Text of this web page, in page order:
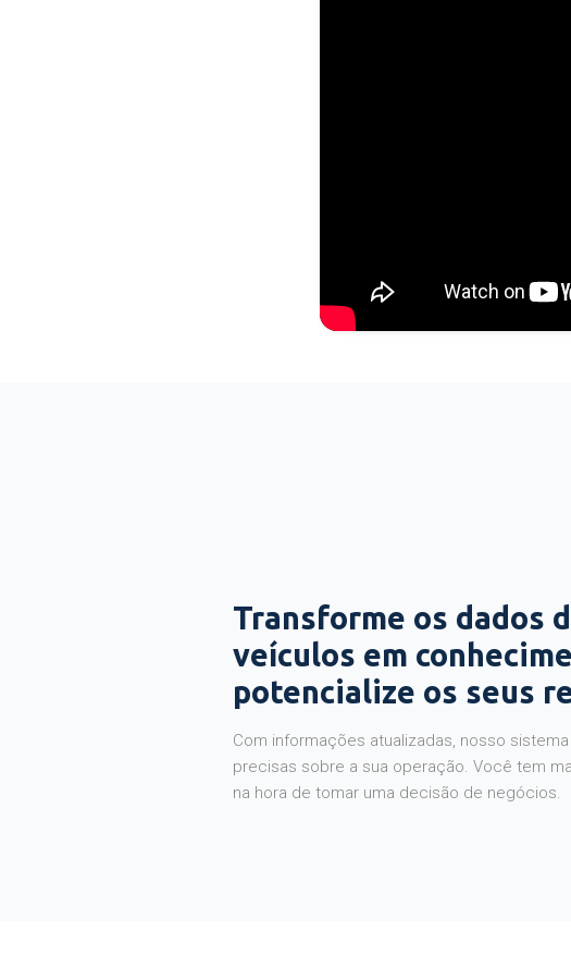
Transforme os dados
veículos em
potencialize os seus
Com informações atualizadas, nosso sistema
precisas sobre a sua operação. Você tem
na hora de tomar uma decisão de negócios.